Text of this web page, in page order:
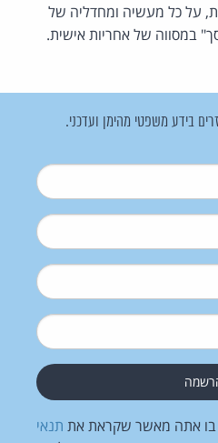
על כל מעשיה ומחדליה של
במסווה של אחריות אישית.
בידע משפטי מהימן ועדכני.
אתה מאשר שקראת את תנאי